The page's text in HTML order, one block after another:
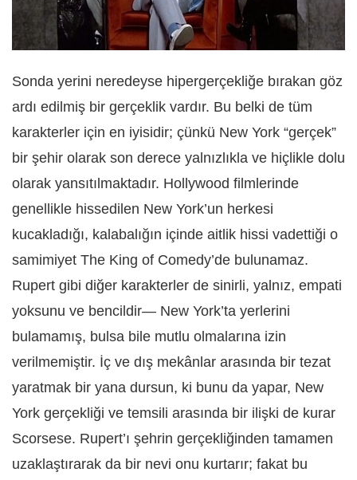
Sonda yerini neredeyse hipergerçekliğe bırakan göz
ardı edilmiş bir gerçeklik vardır. Bu belki de tüm
karakterler için en iyisidir; çünkü New York “gerçek”
bir şehir olarak son derece yalnızlıkla ve hiçlikle dolu
olarak yansıtılmaktadır. Hollywood filmlerinde
genellikle hissedilen New York’un herkesi
kucakladığı, kalabalığın içinde aitlik hissi vadettiği o
samimiyet The King of Comedy’de bulunamaz.
Rupert gibi diğer karakterler de sinirli, yalnız, empati
yoksunu ve bencildir— New York’ta yerlerini
bulamamış, bulsa bile mutlu olmalarına izin
verilmemiştir. İç ve dış mekânlar arasında bir tezat
yaratmak bir yana dursun, ki bunu da yapar, New
York gerçekliği ve temsili arasında bir ilişki de kurar
Scorsese. Rupert’ı şehrin gerçekliğinden tamamen
uzaklaştırarak da bir nevi onu kurtarır; fakat bu